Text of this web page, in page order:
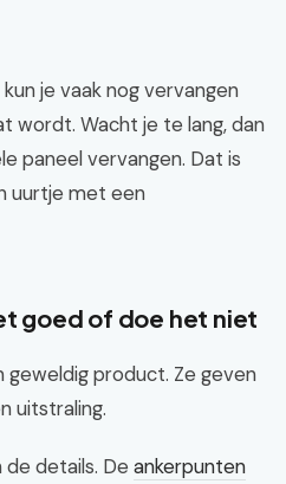
je vaak nog vervangen
wordt. Wacht je te lang, dan
paneel vervangen. Dat is
uurtje met een
goed of doe het niet
geweldig product. Ze geven
uitstraling.
details. De ankerpunten